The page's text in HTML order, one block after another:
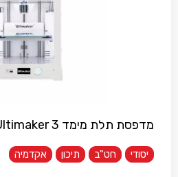
מדפסת תלת מימד Ultimaker 3
יסודי חט"ב תיכון אקדמיה